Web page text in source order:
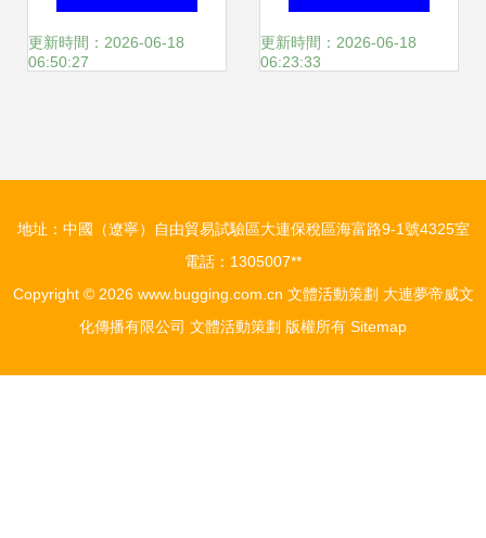
超340億元投資機
更新時間：2026-06-18
06:50:27
方”系商業雙星的爆
更新時間：2026-06-18
06:23:33
地址：中國（遼寧）自由貿易試驗區大連保稅區海富路9-1號4325室
電話：1305007**
Copyright © 2026 www.bugging.com.cn 文體活動策劃 大連夢帝威文
化傳播有限公司 文體活動策劃 版權所有 Sitemap